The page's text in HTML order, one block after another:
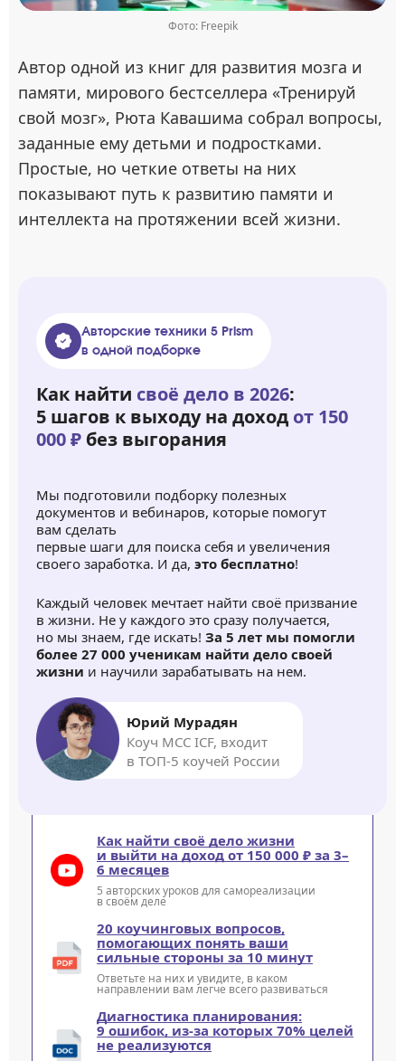
Фото: Freepik
Автор одной из книг для развития мозга и
памяти, мирового бестселлера «Тренируй
свой мозг», Рюта Кавашима собрал вопросы,
заданные ему детьми и подростками.
Простые, но четкие ответы на них
показывают путь к развитию памяти и
интеллекта на протяжении всей жизни.
Авторские техники 5 Prism
в одной подборке
Как найти своё дело в 2026:
5 шагов к выходу на доход от 150
000 ₽ без выгорания
Мы подготовили подборку полезных
документов и вебинаров, которые помогут
вам сделать
первые шаги для поиска себя и увеличения
своего заработка. И да, это бесплатно!
Каждый человек мечтает найти своё призвание
в жизни. Не у каждого это сразу получается,
но мы знаем, где искать! За 5 лет мы помогли
более 27 000 ученикам найти дело своей
жизни и научили зарабатывать на нем.
Юрий Мурадян
Коуч MCC ICF, входит
в ТОП-5 коучей России
Как найти своё дело жизни
и выйти на доход от 150 000 ₽ за 3–
6 месяцев
5 авторских уроков для самореализации
в своём деле
20 коучинговых вопросов,
помогающих понять ваши
сильные стороны за 10 минут
Ответьте на них и увидите, в каком
направлении вам легче всего развиваться
Диагностика планирования:
9 ошибок, из-за которых 70% целей
не реализуются